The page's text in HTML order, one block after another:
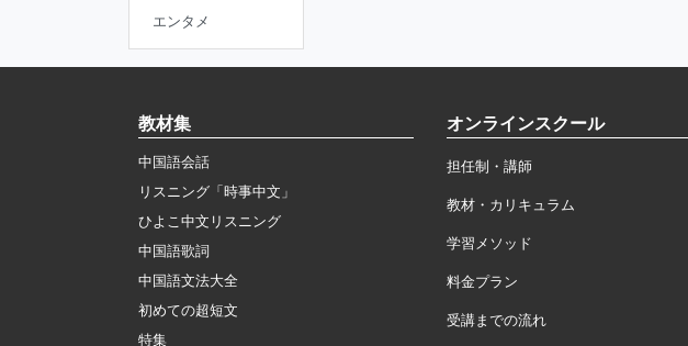
エンタメ
教材集
中国語会話
リスニング「時事中文」
ひよこ中文リスニング
中国語歌詞
中国語文法大全
初めての超短文
特集
オンラインスクール
担任制・講師
教材・カリキュラム
学習メソッド
料金プラン
受講までの流れ